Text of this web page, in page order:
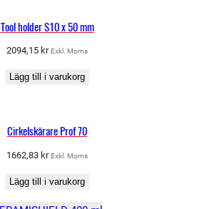
Tool holder S10 x 50 mm
2094,15 kr Exkl. Moms
Lägg till i varukorg
Cirkelskärare Prof 70
1662,83 kr Exkl. Moms
Lägg till i varukorg